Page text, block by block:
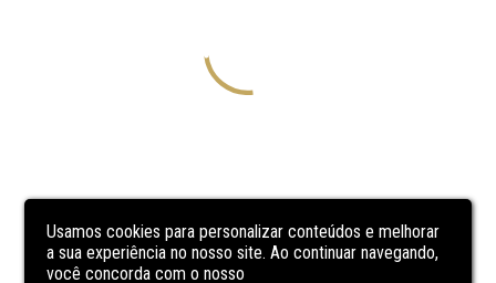
Usamos cookies para personalizar conteúdos e melhorar
a sua experiência no nosso site. Ao continuar navegando,
você concorda com o nosso